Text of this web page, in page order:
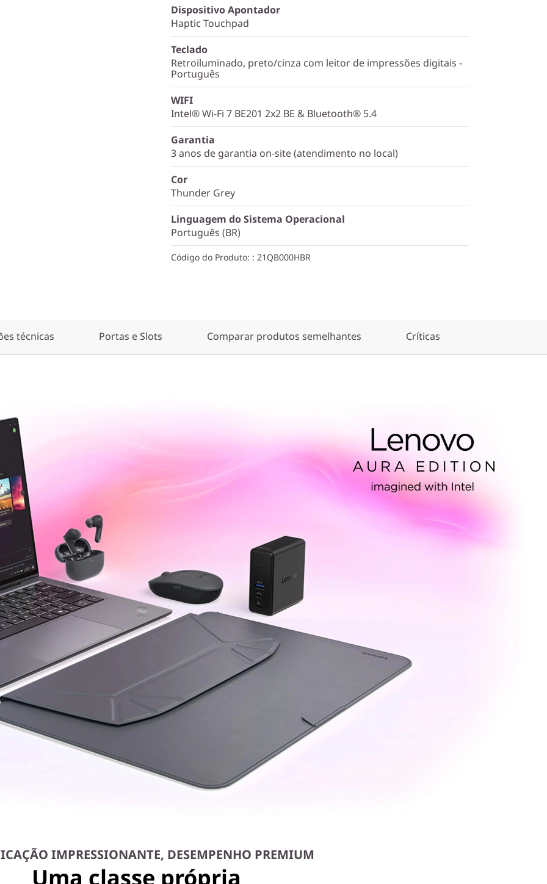
Dispositivo Apontador
Haptic Touchpad
Teclado
Retroiluminado, preto/cinza com leitor de impressões digitais -
Português
WIFI
Intel® Wi-Fi 7 BE201 2x2 BE & Bluetooth® 5.4
Garantia
3 anos de garantia on-site (atendimento no local)
Cor
Thunder Grey
Linguagem do Sistema Operacional
Português (BR)
Código do Produto: : 21QB000HBR
técnicas Portas e Slots Comparar produtos semelhantes Críticas
IMPRESSIONANTE, DESEMPENHO PREMIUM
Uma classe própria